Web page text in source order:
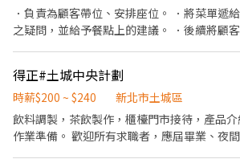
．負責為顧客帶位、安排座位。 ．將菜單遞
之疑問，並給予餐點上的建議。 ．後續將顧
結帳、收銀等工作。 ．負責清理工作環境、
盤、打包外帶服務。
得正#土城中央計劃
時薪$200 ~ $240
新北市土城區
飲料調製，茶飲製作，櫃檯門市接待，產品
作業準備。 歡迎所有求職者，應屆畢業、夜間就讀中、日間就讀